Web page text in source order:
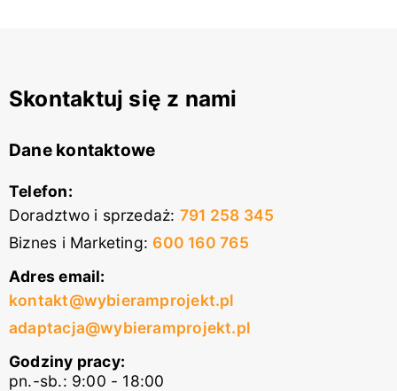
Skontaktuj się z nami
Dane kontaktowe
Telefon:
Doradztwo i sprzedaż: 791 258 345
Biznes i Marketing: 600 160 765
Adres email:
kontakt@wybieramprojekt.pl
adaptacja@wybieramprojekt.pl
Godziny pracy:
pn.-sb.: 9:00 - 18:00